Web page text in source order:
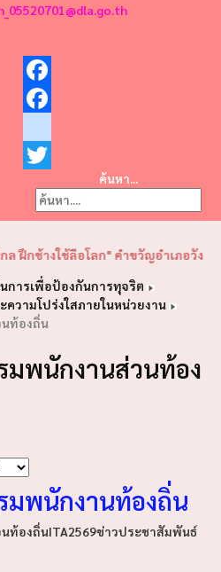
Twitter
ค้นหา...
ใช้ลือโลก" คำขวัญอำเภอวังเหนือ
การเพื่อป้องกันการทุจริต
วามโปร่งใสภายในหน่วยงาน
ท้องถิ่น
มพนักงานส่วนท้อง
มพนักงานท้องถิ่น
ท้องถิ่นITA2569ข่าวประชาสัมพันธ์